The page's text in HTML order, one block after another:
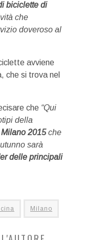
biciclette di
che
doveroso al
avviene
che si trova nel
che “Qui
della
2015che
sarà
delle principali
Milano